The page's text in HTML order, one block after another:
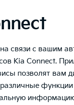
на связи с вашим
Kia Connect.
позволят вам